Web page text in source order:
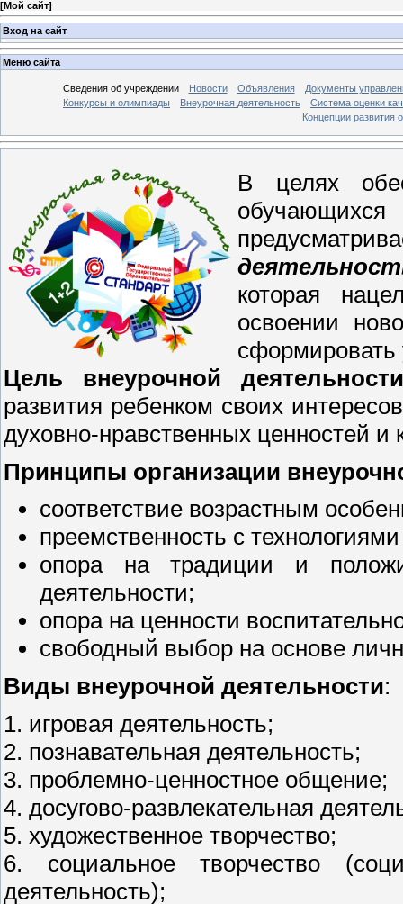
[Мой сайт]
Вход на сайт
Меню сайта
Сведения об учреждении Новости Объявления
Документы
Конкурсы и олимпиады
Внеурочная деятельность
Система оценки
Концепции развития
В целях
которая
освоении
Цель внеурочной
развития ребенком своих
духовно-нравственных ценностей и
Принципы организации
соответствие возрастным
преемственность с
опора на традиции и
деятельности;
опора на ценности
свободный выбор на основе
Виды внеурочной деятельности:
1. игровая деятельность;
2. познавательная деятельность;
3. проблемно-ценностное общение;
4. досугово-развлекательная
5. художественное творчество;
6. социальное творчество
деятельность);